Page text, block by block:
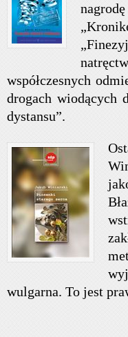
współczesnych
drogach wiodących
dystansu”.
wulgarna. To jest